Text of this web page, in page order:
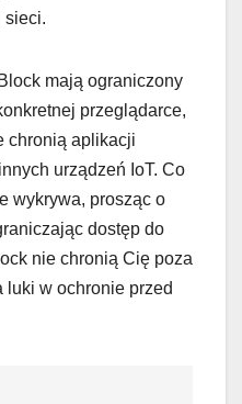
sieci.
mają ograniczony
przeglądarce,
chronią aplikacji
urządzeń IoT. Co
wykrywa, prosząc o
dostęp do
nie chronią Cię poza
luki w ochronie przed